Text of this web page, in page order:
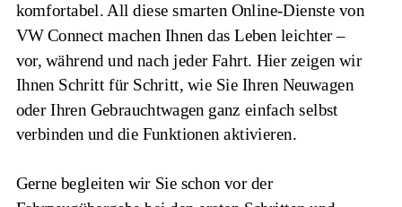
komfortabel. All diese smarten Online-Dienste von
VW Connect machen Ihnen das Leben leichter –
vor, während und nach jeder Fahrt. Hier zeigen wir
Ihnen Schritt für Schritt, wie Sie Ihren Neuwagen
oder Ihren Gebrauchtwagen ganz einfach selbst
verbinden und die Funktionen aktivieren.
Gerne begleiten wir Sie schon vor der